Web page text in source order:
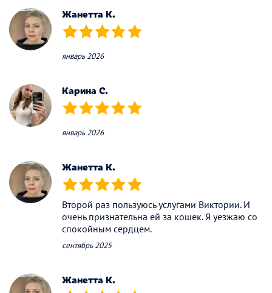
Жанетта К.
(*) (*) (*) (*) (*)
январь 2026
Карина С.
(*) (*) (*) (*) (*)
январь 2026
Жанетта К.
(*) (*) (*) (*) (*)
Второй раз пользуюсь услугами Виктории. И
очень признательна ей за кошек. Я уезжаю со
спокойным сердцем.
сентябрь 2025
Жанетта К.